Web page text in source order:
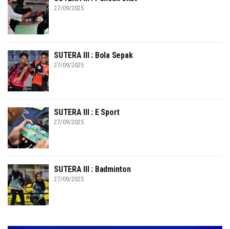
27/09/2025
SUTERA III : Bola Sepak
27/09/2025
SUTERA III : E Sport
27/09/2025
SUTERA III : Badminton
27/09/2025